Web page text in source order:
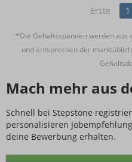
Erste 1
*Die Gehaltsspannen werden
und entsprechen der
Mach mehr aus
Schnell bei Stepstone
personalisieren
deine Bewerbung erhalten.